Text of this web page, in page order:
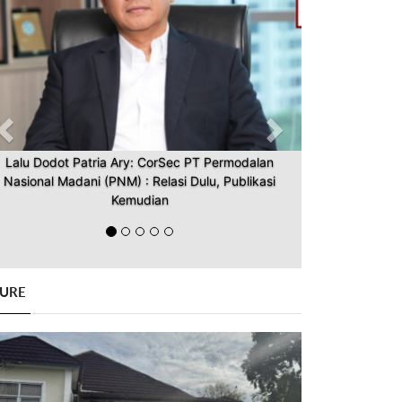
Lalu Dodot Patria Ary: CorSec PT Permodalan
Nasional Madani (PNM) : Relasi Dulu, Publikasi
Kemudian
Previous Next